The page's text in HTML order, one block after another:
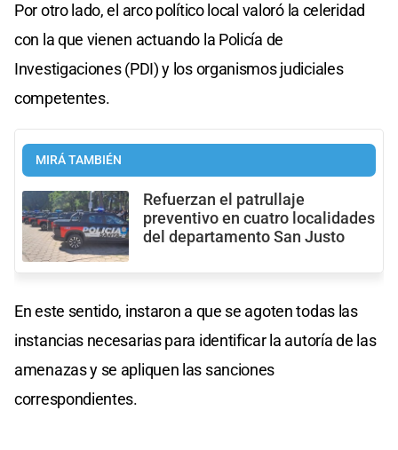
Por otro lado, el arco político local valoró la celeridad
con la que vienen actuando la Policía de
Investigaciones (PDI) y los organismos judiciales
competentes.
MIRÁ TAMBIÉN
Refuerzan el patrullaje
preventivo en cuatro localidades
del departamento San Justo
En este sentido, instaron a que se agoten todas las
instancias necesarias para identificar la autoría de las
amenazas y se apliquen las sanciones
correspondientes.